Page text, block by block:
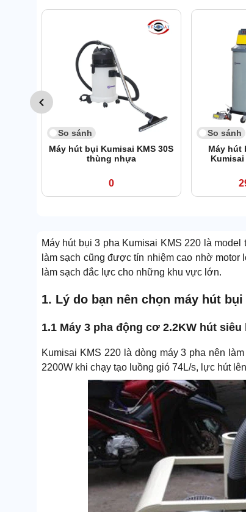
So sánh
Máy hút bụi Kumisai KMS 30S
thùng nhựa
0
So sánh
Máy hút
Kumisai
Máy hút bụi 3 pha Kumisai KMS 220 là
làm sạch cũng được tín nhiệm cao nhờ
làm sạch đắc lực cho những khu vực lớn.
1. Lý do bạn nên chọn máy hút
1.1 Máy 3 pha động cơ 2.2KW hút siêu
Kumisai KMS 220 là dòng máy 3 pha nên
2200W khi chạy tạo luồng gió 74L/s, lực hút